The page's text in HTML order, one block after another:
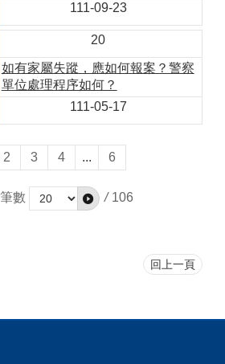
111-09-23
20
如有家屬失蹤，應如何報案？警察
單位處理程序如何？
111-05-17
2 3 4 ... 6
數 / 106
回上一頁